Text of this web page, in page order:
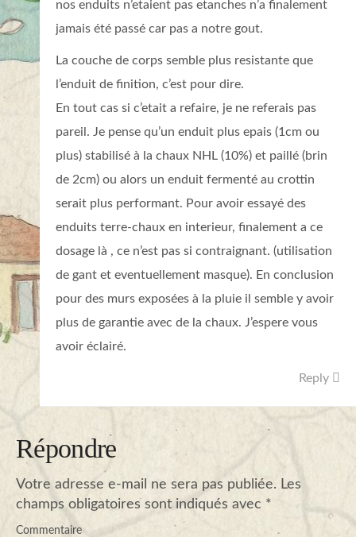
nos enduits n’etaient pas etanches n’a finalement
jamais été passé car pas a notre gout.
La couche de corps semble plus resistante que
l’enduit de finition, c’est pour dire.
En tout cas si c’etait a refaire, je ne referais pas
pareil. Je pense qu’un enduit plus epais (1cm ou
plus) stabilisé à la chaux NHL (10%) et paillé (brin
de 2cm) ou alors un enduit fermenté au crottin
serait plus performant. Pour avoir essayé des
enduits terre-chaux en interieur, finalement a ce
dosage là , ce n’est pas si contraignant. (utilisation
de gant et eventuellement masque). En conclusion
pour des murs exposées à la pluie il semble y avoir
plus de garantie avec de la chaux. J’espere vous
avoir éclairé.
Reply
Répondre
Votre adresse e-mail ne sera pas publiée. Les
champs obligatoires sont indiqués avec *
Commentaire